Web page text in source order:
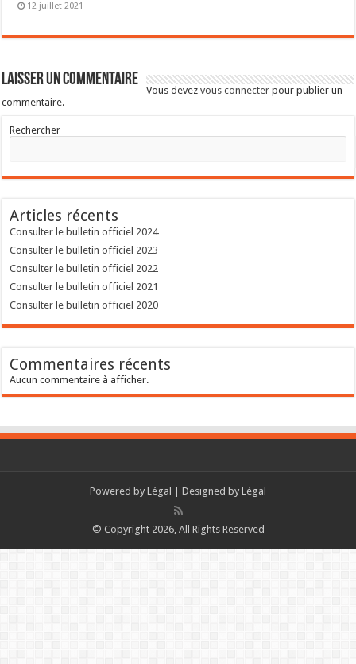
12 juillet 2021
Laisser un commentaire
Vous devezvous connecter pour publier un
commentaire.
Rechercher
Articles récents
Consulter le bulletin officiel 2024
Consulter le bulletin officiel 2023
Consulter le bulletin officiel 2022
Consulter le bulletin officiel 2021
Consulter le bulletin officiel 2020
Commentaires récents
Aucun commentaire à afficher.
Powered by Légal | Designed by Légal
© Copyright 2026, All Rights Reserved